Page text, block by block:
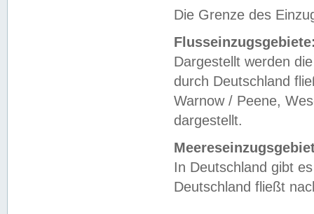
Die Grenze des
Dargestellt werden
durch Deutschland
Warnow / Peene,
dargestellt.
In Deutschland gibt
Deutschland fließt